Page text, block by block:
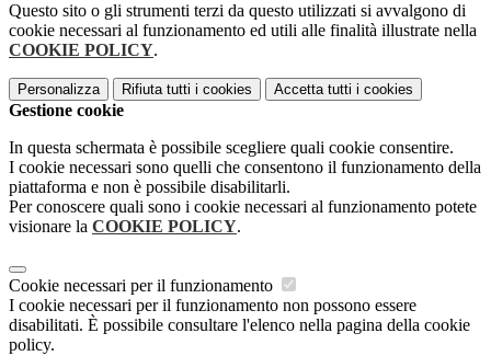
Questo sito o gli strumenti terzi da questo utilizzati si avvalgono di
cookie necessari al funzionamento ed utili alle finalità illustrate nella
COOKIE POLICY.
Personalizza Rifiuta tutti i cookies Accetta tutti i cookies
Gestione cookie
In questa schermata è possibile scegliere quali cookie consentire.
I cookie necessari sono quelli che consentono il funzionamento della
piattaforma e non è possibile disabilitarli.
Per conoscere quali sono i cookie necessari al funzionamento potete
visionare la COOKIE POLICY.
Cookie necessari per il funzionamento
I cookie necessari per il funzionamento non possono essere
disabilitati. È possibile consultare l'elenco nella pagina della cookie
policy.